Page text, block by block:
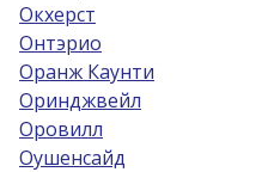
Окхерст
Онтэрио
Оранж Каунти
Оринджвейл
Оровилл
Оушенсайд